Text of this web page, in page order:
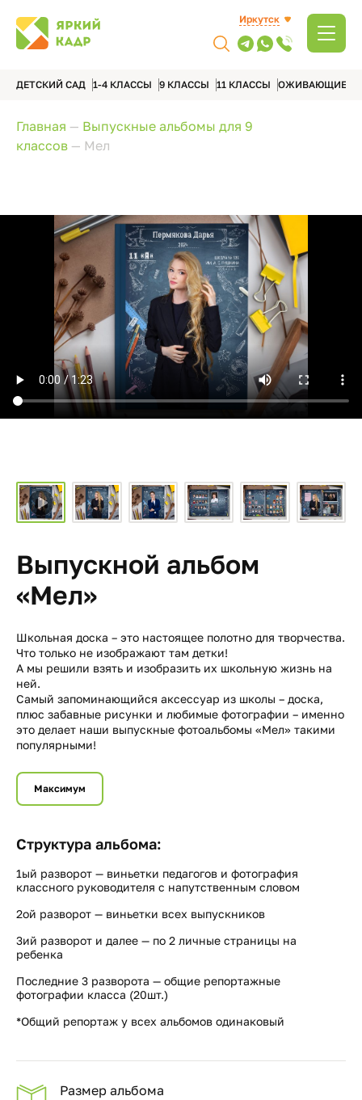
Иркутск
ДЕТСКИЙ САД 1-4 КЛАССЫ 9 КЛАССЫ 11 КЛАССЫ ОЖИВАЮЩИЕ
Главная — Выпускные альбомы для 9
классов — Мел
Выпускной альбом
«Мел»
Школьная доска – это настоящее полотно для творчества.
Что только не изображают там детки!
А мы решили взять и изобразить их школьную жизнь на
ней.
Самый запоминающийся аксессуар из школы – доска,
плюс забавные рисунки и любимые фотографии – именно
это делает наши выпускные фотоальбомы «Мел» такими
популярными!
Максимум
Структура альбома:
1ый разворот — виньетки педагогов и фотография
классного руководителя с напутственным словом
2ой разворот — виньетки всех выпускников
3ий разворот и далее — по 2 личные страницы на
ребенка
Последние 3 разворота — общие репортажные
фотографии класса (20шт.)
*Общий репортаж у всех альбомов одинаковый
Размер альбома